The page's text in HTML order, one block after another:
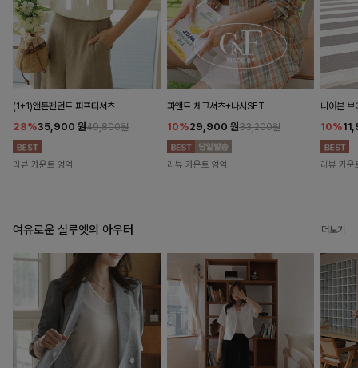
(1+1)앤튼펜던트 퍼프티셔츠
28%35,900 원49,800원
리뷰 카운트 영역
파앤트 체크셔츠+나시SET
10%29,900 원33,200원
리뷰 카운트 영역
니어븐 브
10%
리뷰 카운
여유로운 실루엣의 아우터 더보기